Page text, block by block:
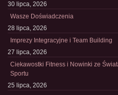
30 lipca, 2026
Wasze Doświadczenia
28 lipca, 2026
Imprezy Integracyjne i Team Building
27 lipca, 2026
Ciekawostki Fitness i Nowinki ze
Sportu
25 lipca, 2026